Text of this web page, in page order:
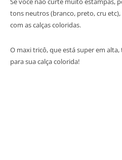
tons neutros (branco, preto, cru
com as calças coloridas.
O maxi tricô, que está super em
para sua calça colorida!